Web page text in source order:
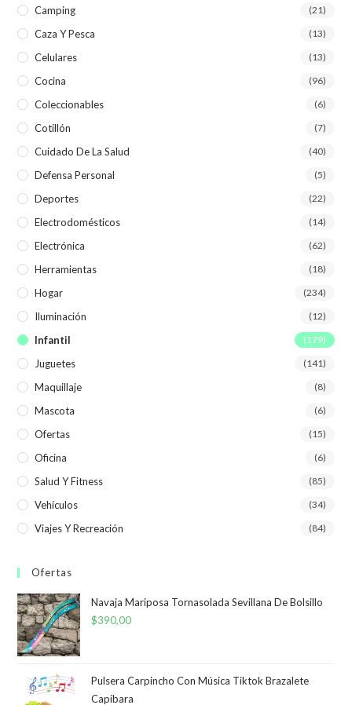
Camping (21)
Caza Y Pesca (13)
Celulares (13)
Cocina (96)
Coleccionables (6)
Cotillón (7)
Cuidado De La Salud (40)
Defensa Personal (5)
Deportes (22)
Electrodomésticos (14)
Electrónica (62)
Herramientas (18)
Hogar (234)
Iluminación (12)
Infantil (179)
Juguetes (141)
Maquillaje (8)
Mascota (6)
Ofertas (15)
Oficina (6)
Salud Y Fitness (85)
Vehículos (34)
Viajes Y Recreación (84)
Ofertas
Navaja Mariposa Tornasolada Sevillana De Bolsillo
$390,00
Pulsera Carpincho Con Música Tiktok Brazalete
Capibara